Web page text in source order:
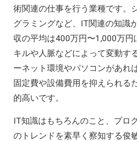
術関連の仕事を行う業種です。
グラミングなど、IT関連の知識
収の平均は400万円〜1,000万円
キルや人脈などによって変動す
ーネット環境やパソコンがあれ
固定費や設備費用を抑えられる
的高いです。
IT知識はもちろんのこと、プロ
のトレンドを素早く察知する俊